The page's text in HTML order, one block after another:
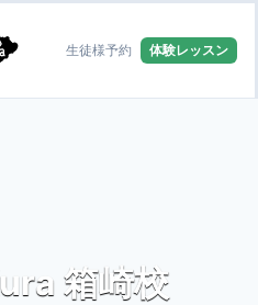
生徒様予約 体験レッスン
箱崎校